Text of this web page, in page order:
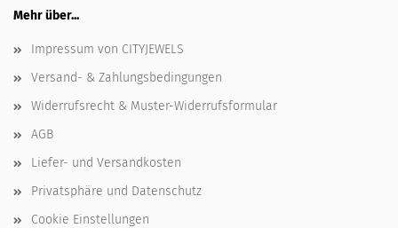
Mehr über...
Impressum von CITYJEWELS
Versand- & Zahlungsbedingungen
Widerrufsrecht & Muster-Widerrufsformular
AGB
Liefer- und Versandkosten
Privatsphäre und Datenschutz
Cookie Einstellungen